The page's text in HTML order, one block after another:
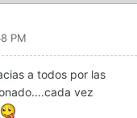
PM
a todos por las
vez